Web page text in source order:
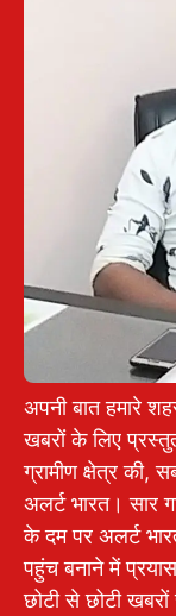
अपनी बात हमारे
खबरों के लिए
ग्रामीण क्षेत्र
अलर्ट भारत। सार
के दम पर अलर्ट
पहुंच बनाने में
छोटी से छोटी